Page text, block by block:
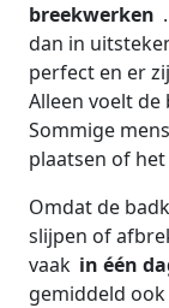
breekwerken
dan in
perfect en er
Alleen voelt
Sommige
plaatsen of
Omdat de
slijpen of
vaak in één
gemiddeld